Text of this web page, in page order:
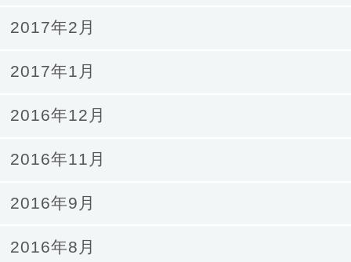
2017年2月
2017年1月
2016年12月
2016年11月
2016年9月
2016年8月